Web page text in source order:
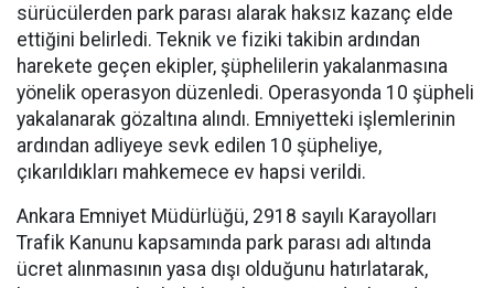
sürücülerden park parası alarak haksız kazanç elde
ettiğini belirledi. Teknik ve fiziki takibin ardından
harekete geçen ekipler, şüphelilerin yakalanmasına
yönelik operasyon düzenledi. Operasyonda 10 şüpheli
yakalanarak gözaltına alındı. Emniyetteki işlemlerinin
ardından adliyeye sevk edilen 10 şüpheliye,
çıkarıldıkları mahkemece ev hapsi verildi.
Ankara Emniyet Müdürlüğü, 2918 sayılı Karayolları
Trafik Kanunu kapsamında park parası adı altında
ücret alınmasının yasa dışı olduğunu hatırlatarak,